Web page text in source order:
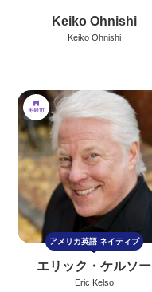
Keiko Ohnishi
Keiko Ohnishi
アメリカ英語 ネイティブ
エリック・ケルソー
Eric Kelso